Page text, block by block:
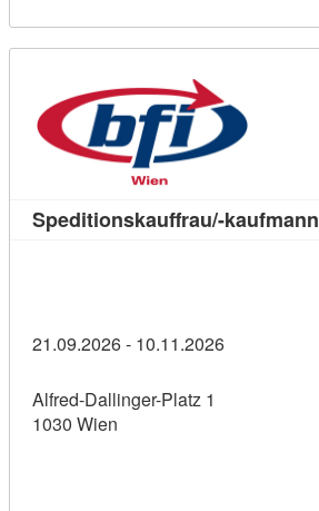
Speditionskauffrau/-kaufmann
21.09.2026 - 10.11.2026
Alfred-Dallinger-Platz 1
1030 Wien